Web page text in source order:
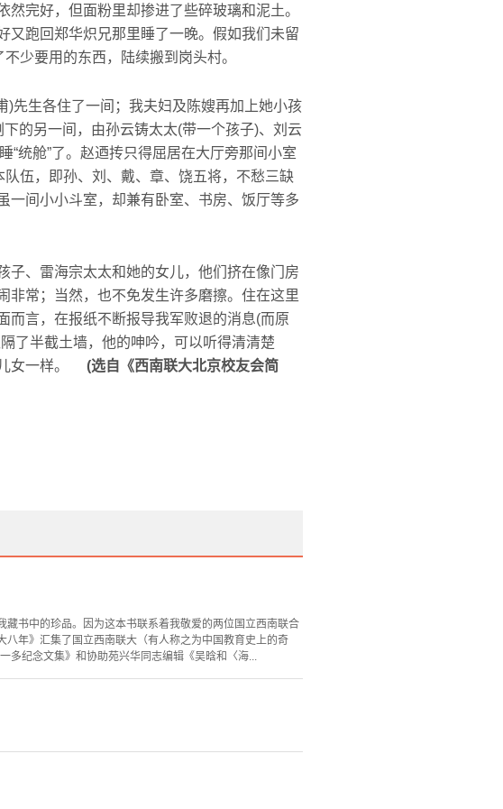
完好，但面粉里却掺进了些碎玻璃和泥土。
又跑回郑华炽兄那里睡了一晚。假如我们未留
少要用的东西，陆续搬到岗头村。
生各住了一间；我夫妇及陈嫂再加上她小孩
的另一间，由孙云铸太太(带一个孩子)、刘云
统舱”了。赵迺抟只得屈居在大厅旁那间小室
伍，即孙、刘、戴、章、饶五将，不愁三缺
一间小小斗室，却兼有卧室、书房、饭厅等多
、雷海宗太太和她的女儿，他们挤在像门房
非常；当然，也不免发生许多磨擦。住在这里
而言，在报纸不断报导我军败退的消息(而原
了半截土墙，他的呻吟，可以听得清清楚
女一样。
(选自《西南联大北京校友会简
书中的珍品。因为这本书联系着我敬爱的两位国立西南联合
年》汇集了国立西南联大（有人称之为中国教育史上的奇
多纪念文集》和协助苑兴华同志编辑《吴晗和〈海...